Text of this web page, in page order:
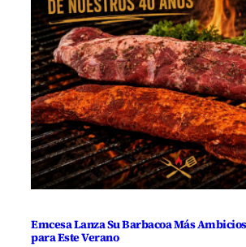
Emcesa Lanza Su Barbacoa Más
para Este Verano